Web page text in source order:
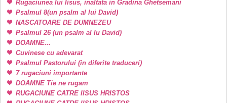
Rugaciunea lui Iisus, inaltata in Gradina Ghetsemani
Psalmul 8(un psalm al lui David)
NASCATOARE DE DUMNEZEU
Psalmul 26 (un psalm al lu David)
DOAMNE...
Cuvinese cu adevarat
Psalmul Pastorului (in diferite traduceri)
7 rugaciuni importante
DOAMNE Tie ne rugam
RUGACIUNE CATRE IISUS HRISTOS